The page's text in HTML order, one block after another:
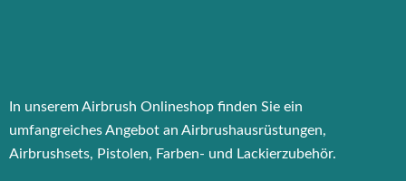
In unserem Airbrush Onlineshop finden Sie ein
umfangreiches Angebot an Airbrushausrüstungen,
Airbrushsets, Pistolen, Farben- und Lackierzubehör.